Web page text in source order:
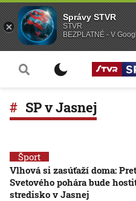
SP v Jasnej
Šport
Vlhová si zasúťaží doma:
Svetového pohára bude
stredisko v Jasnej
Správy STVR
STVR
BEZPLATNÉ - V